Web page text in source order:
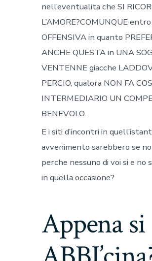
nell’eventualita che SI
L’AMORE?COMUNQUE
OFFENSIVA in quanto
ANCHE QUESTA in UNA
VENTENNE giacche
PERCIO, qualora NON FA
INTERMEDIARIO UN
BENEVOLO.
E i siti d’incontri in
avvenimento sarebbero se
perche nessuno di voi si e
in quella occasione?
Appena